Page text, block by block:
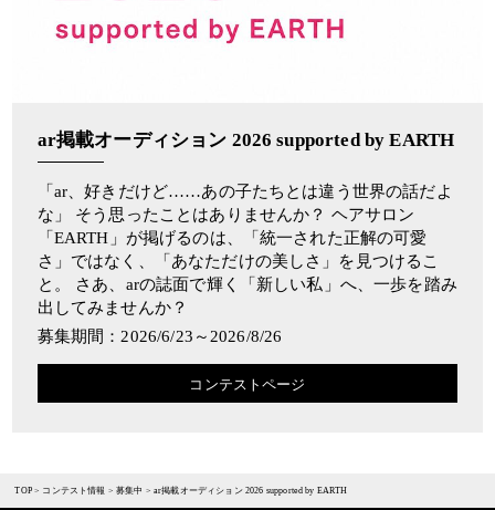
ar掲載オーディション 2026 supported by EARTH
「ar、好きだけど……あの子たちとは違う世界の話だよ
な」 そう思ったことはありませんか？ ヘアサロン
「EARTH」が掲げるのは、「統一された正解の可愛
さ」ではなく、「あなただけの美しさ」を見つけるこ
と。 さあ、arの誌面で輝く「新しい私」へ、一歩を踏み
出してみませんか？
募集期間：2026/6/23～2026/8/26
コンテストページ
TOP> コンテスト情報 >募集中 > ar掲載オーディション 2026 supported by EARTH